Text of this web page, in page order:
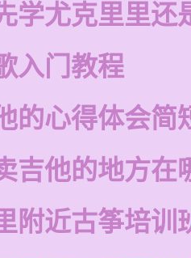
学尤克里里还
入门教程
的心得体会简
吉他的地方在
附近古筝培训